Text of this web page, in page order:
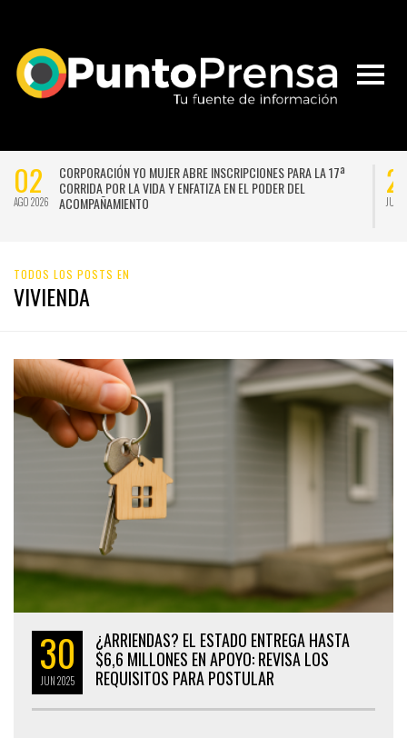
2026
CORPORACIÓN YO MUJER ABRE INSCRIPCIONES PARA LA 17ª
CORRIDA POR LA VIDA Y ENFATIZA EN EL PODER DEL
ACOMPAÑAMIENTO
29
JUL 2026
TODOS LOS POSTS EN
VIVIENDA
30
JUN2025
¿ARRIENDAS? EL ESTADO ENTREGA HASTA
$6,6 MILLONES EN APOYO: REVISA LOS
REQUISITOS PARA POSTULAR